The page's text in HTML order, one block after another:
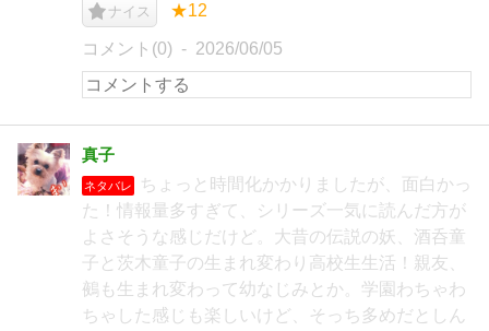
ナイス ★12
コメント(0) 2026/06/05
真子
ネタバレ
ちょっと時間化かかりましたが、面白かっ
た！情報量多すぎて、シリーズ一気に読んだ方が
よさそうな感じだけど。大昔の伝説の妖、酒呑童
子と茨木童子の生まれ変わり高校生生活！親友、
鵺も生まれ変わって幼なじみとか。学園わちゃわ
ちゃした感じも楽しいけど、そっち多めだとしん